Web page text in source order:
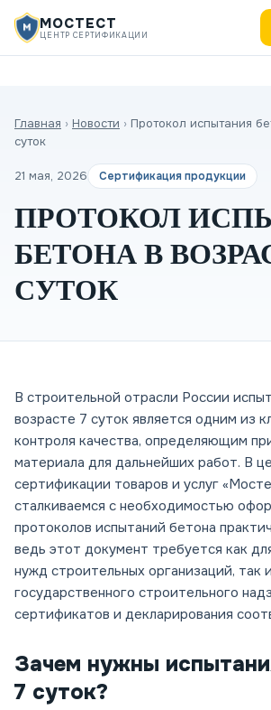
МОСТЕСТ
ЦЕНТР СЕРТИФИКАЦИИ
Главная › Новости › Протокол испытания
суток
21 мая, 2026 Сертификация продукции
ПРОТОКОЛ
БЕТОНА В
СУТОК
В строительной отрасли России
возрасте 7 суток является одним из
контроля качества, определяющим
материала для дальнейших работ. В
сертификации товаров и услуг
сталкиваемся с необходимостью
протоколов испытаний бетона
ведь этот документ требуется как
нужд строительных организаций, так
государственного строительного
сертификатов и декларирования
Зачем нужны
7 суток?